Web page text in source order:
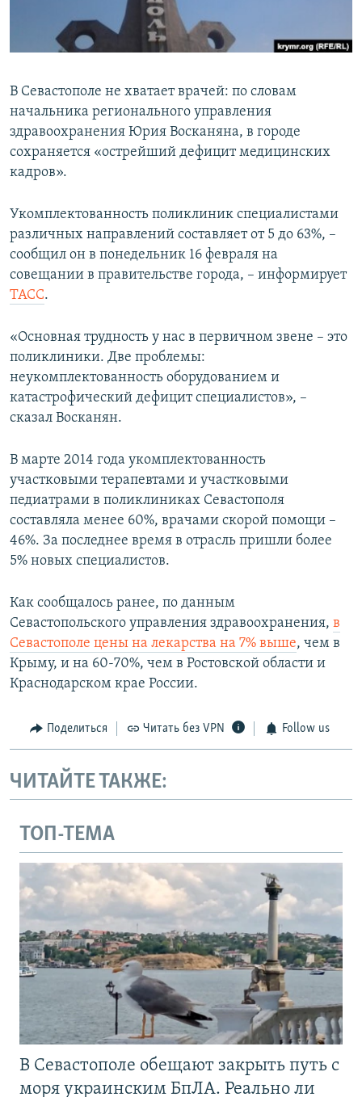
ПОБЕДИТЕЛЕЙ НЕ СУДЯТ?
КРЫМ.НЕПОКОРЕННЫЙ
Все сайты RFE/RL
В Севастополе не хватает врачей: по словам
начальника регионального управления
здравоохранения Юрия Восканяна, в городе
сохраняется «острейший дефицит медицинских
кадров».
Укомплектованность поликлиник специалистами
различных направлений составляет от 5 до 63%, –
сообщил он в понедельник 16 февраля на
совещании в правительстве города, – информирует
ТАСС.
«Основная трудность у нас в первичном звене – это
поликлиники. Две проблемы:
неукомплектованность оборудованием и
катастрофический дефицит специалистов», –
сказал Восканян.
В марте 2014 года укомплектованность
участковыми терапевтами и участковыми
педиатрами в поликлиниках Севастополя
составляла менее 60%, врачами скорой помощи –
46%. За последнее время в отрасль пришли более
5% новых специалистов.
Как сообщалось ранее, по данным
Севастопольского управления здравоохранения, в
Севастополе цены на лекарства на 7% выше, чем в
Крыму, и на 60-70%, чем в Ростовской области и
Краснодарском крае России.
Поделиться Читать без VPN Follow us
ЧИТАЙТЕ ТАКЖЕ:
ТОП-ТЕМА
В Севастополе обещают закрыть путь с
моря украинским БпЛА. Реально ли